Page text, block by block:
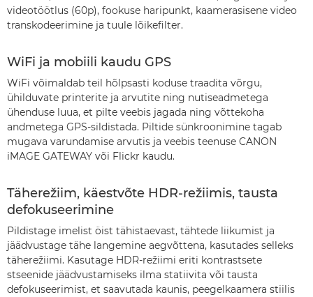
videotöötlus (60p), fookuse haripunkt, kaamerasisene video
transkodeerimine ja tuule lõikefilter.
WiFi ja mobiili kaudu GPS
WiFi võimaldab teil hõlpsasti koduse traadita võrgu,
ühilduvate printerite ja arvutite ning nutiseadmetega
ühenduse luua, et pilte veebis jagada ning võttekoha
andmetega GPS-sildistada. Piltide sünkroonimine tagab
mugava varundamise arvutis ja veebis teenuse CANON
iMAGE GATEWAY või Flickr kaudu.
Täherežiim, käestvõte HDR-režiimis, tausta
defokuseerimine
Pildistage imelist öist tähistaevast, tähtede liikumist ja
jäädvustage tähe langemine aegvõttena, kasutades selleks
täherežiimi. Kasutage HDR-režiimi eriti kontrastsete
stseenide jäädvustamiseks ilma statiivita või tausta
defokuseerimist, et saavutada kaunis, peegelkaamera stiilis